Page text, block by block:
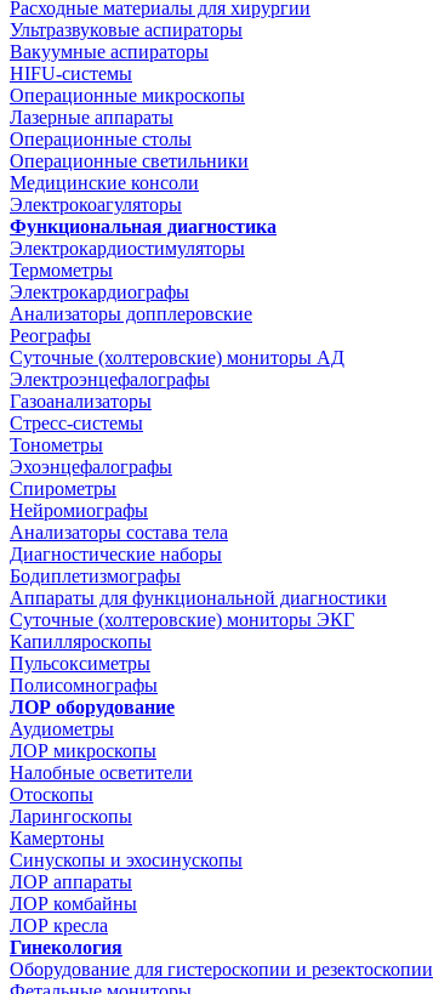
Расходные материалы для хирургии
Ультразвуковые аспираторы
Вакуумные аспираторы
HIFU-системы
Операционные микроскопы
Лазерные аппараты
Операционные столы
Операционные светильники
Медицинские консоли
Электрокоагуляторы
Функциональная диагностика
Электрокардиостимуляторы
Термометры
Электрокардиографы
Анализаторы допплеровские
Реографы
Суточные (холтеровские) мониторы АД
Электроэнцефалографы
Газоанализаторы
Стресс-системы
Тонометры
Эхоэнцефалографы
Спирометры
Нейромиографы
Анализаторы состава тела
Диагностические наборы
Бодиплетизмографы
Аппараты для функциональной диагностики
Суточные (холтеровские) мониторы ЭКГ
Капилляроскопы
Пульсоксиметры
Полисомнографы
ЛОР оборудование
Аудиометры
ЛОР микроскопы
Налобные осветители
Отоскопы
Ларингоскопы
Камертоны
Синускопы и эхосинускопы
ЛОР аппараты
ЛОР комбайны
ЛОР кресла
Гинекология
Оборудование для гистероскопии и резектоскопии